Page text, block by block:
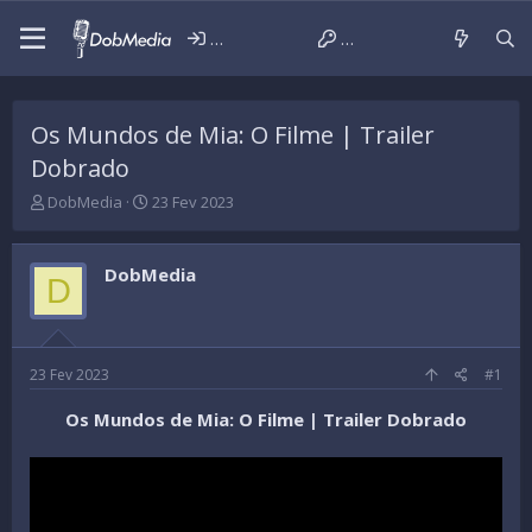
Iniciar sessão Criar conta
Os Mundos de Mia: O Filme | Trailer
Dobrado
T
r
e
a
d
t
a
r
r
DobMedia
D
t
a
d
n
c
i
23 Fev 2023
D DobMedia
23 Fev 2023 #1
Os Mundos de Mia: O Filme | Trailer Dobrado